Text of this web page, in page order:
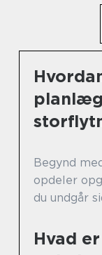
Begynd
opdeler
du undgår
Hvad